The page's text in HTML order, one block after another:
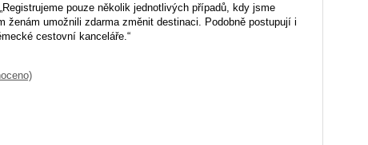
pouze několik jednotlivých případů, kdy jsme
ženám umožnili zdarma změnit destinaci. Podobně postupují i
cestovní kanceláře.“